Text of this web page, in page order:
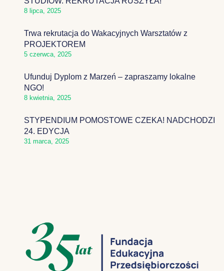
8 lipca, 2025
Trwa rekrutacja do Wakacyjnych Warsztatów z
PROJEKTOREM
5 czerwca, 2025
Ufunduj Dyplom z Marzeń – zapraszamy lokalne
NGO!
8 kwietnia, 2025
STYPENDIUM POMOSTOWE CZEKA! NADCHODZI
24. EDYCJA
31 marca, 2025